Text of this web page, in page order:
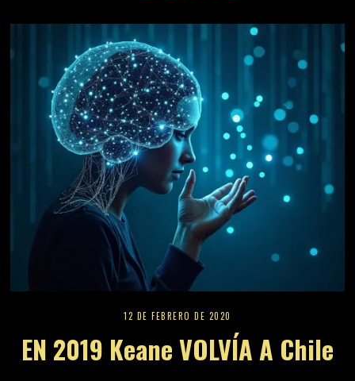
12 DE FEBRERO DE 2020
EN 2019 Keane VOLVÍA A Chile